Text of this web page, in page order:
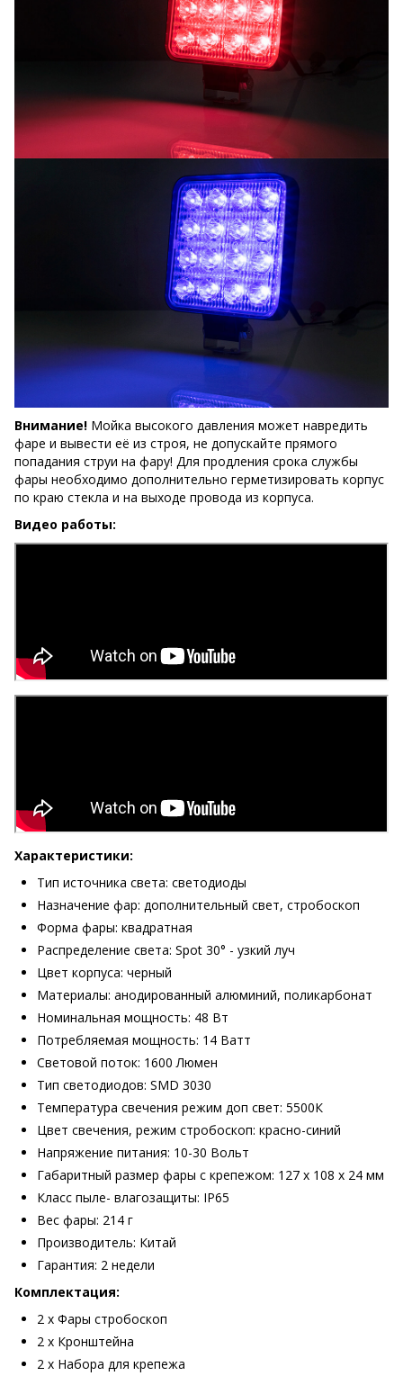
Внимание! Мойка высокого давления может навредить
фаре и вывести её из строя, не допускайте прямого
попадания струи на фару! Для продления срока службы
фары необходимо дополнительно герметизировать корпус
по краю стекла и на выходе провода из корпуса.
Видео работы:
Характеристики:
Тип источника света: светодиоды
Назначение фар: дополнительный свет, стробоскоп
Форма фары: квадратная
Распределение света: Spot 30° - узкий луч
Цвет корпуса: черный
Материалы: анодированный алюминий, поликарбонат
Номинальная мощность: 48 Вт
Потребляемая мощность: 14 Ватт
Световой поток: 1600 Люмен
Тип светодиодов: SMD 3030
Температура свечения режим доп свет: 5500К
Цвет свечения, режим стробоскоп: красно-синий
Напряжение питания: 10-30 Вольт
Габаритный размер фары с крепежом: 127 х 108 х 24 мм
Класс пыле- влагозащиты: IP65
Вес фары: 214 г
Производитель: Китай
Гарантия: 2 недели
Комплектация:
2 х Фары стробоскоп
2 х Кронштейна
2 х Набора для крепежа